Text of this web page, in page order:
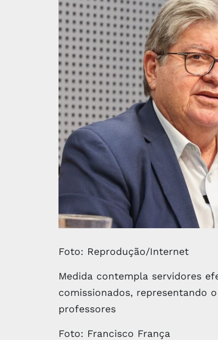
Foto: Reprodução/Internet
Medida contempla servidores
comissionados, representando
professores
Foto: Francisco França